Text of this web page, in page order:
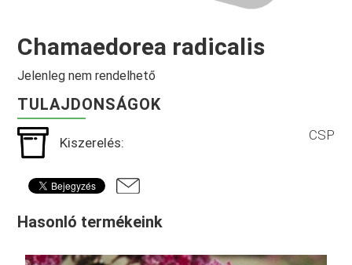
Chamaedorea radicalis
Jelenleg nem rendelhető
TULAJDONSÁGOK
Kiszerelés: CSP
Hasonló termékeink